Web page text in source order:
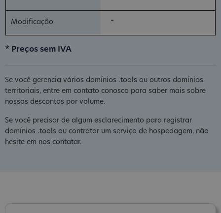
-
* Preços sem IVA
Se você gerencia vários domínios .tools ou outros domínios
territoriais, entre em contato conosco para saber mais sobre
nossos descontos por volume.
Se você precisar de algum esclarecimento para registrar
domínios .tools ou contratar um serviço de hospedagem, não
hesite em nos contatar.